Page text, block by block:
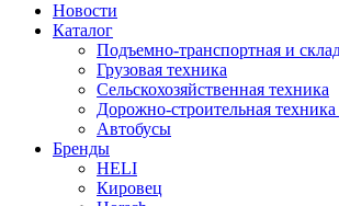
Новости
Каталог
Подъемно-транспортная и
Грузовая техника
Сельскохозяйственная техника
Дорожно-строительная
Автобусы
Бренды
HELI
Кировец